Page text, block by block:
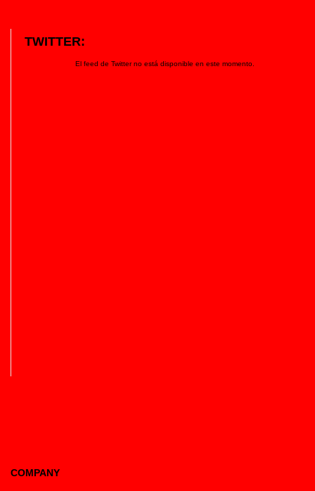
TWITTER:
El feed de Twitter no está disponible en este momento.
COMPANY